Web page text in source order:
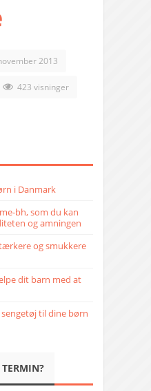
2013
423 visninger
i Danmark
bh, som du kan
og amningen
og smukkere
dit barn med at
til dine børn